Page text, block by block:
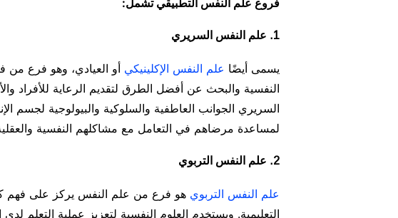
فروع علم النفس التطبيقي تشمل:
1. علم النفس السريري
يسمى أيضًا علم النفس الإكلينيكي أو العيادي، وهو فرع
النفسية والبحث عن أفضل الطرق لتقديم الرعاية للأفراد
السريري الجوانب العاطفية والسلوكية والبيولوجية لجسم
لمساعدة مرضاهم في التعامل مع مشاكلهم النفسية
2. علم النفس التربوي
علم النفس التربوي هو فرع من علم النفس يركز على فهم
التعليمية. ويستخدم العلوم النفسية لتعزيز عملية التعلم